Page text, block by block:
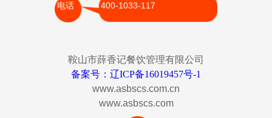
电话 400-1033-117
鞍山市薛香记餐饮管理有限公司
备案号：辽ICP备16019457号-1
www.asbscs.com.cn
www.asbscs.com